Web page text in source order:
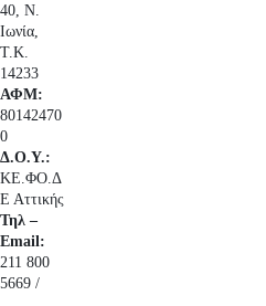
40, Ν.
Ιωνία,
Τ.Κ.
14233
ΑΦΜ:
80142470
0
Δ.Ο.Υ.:
ΚΕ.ΦΟ.Δ
Ε Αττικής
Τηλ –
Email:
211 800
5669 /